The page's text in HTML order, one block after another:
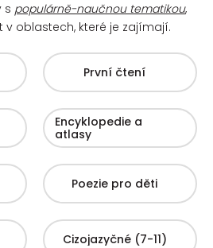
s populárně-naučnou tematikou,
oblastech, které je zajímají.
První čtení
Encyklopedie a
atlasy
Poezie pro děti
Cizojazyčné (7-11)